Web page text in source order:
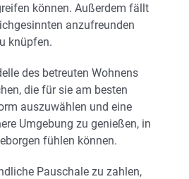
können. Außerdem fällt
anzufreunden
knüpfen.
des betreuten Wohnens
die für sie am besten
auszuwählen und eine
Umgebung zu genießen, in
fühlen können.
Pauschale zu zahlen,